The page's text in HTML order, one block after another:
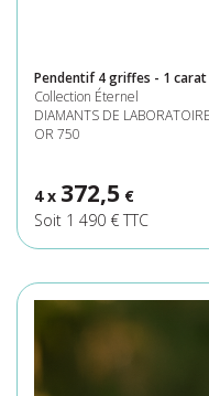
Pendentif 4 griffes - 1 carat
Collection Éternel
DIAMANTS DE LABORATOIRE
OR 750
4 x 372,5 €
Soit 1 490 € TTC